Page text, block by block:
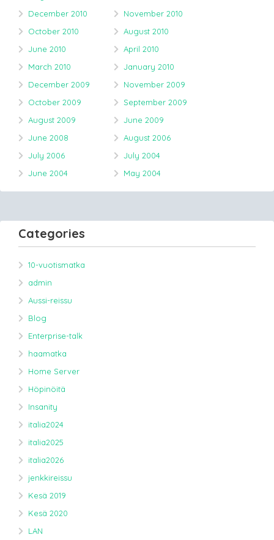
December 2010
November 2010
October 2010
August 2010
June 2010
April 2010
March 2010
January 2010
December 2009
November 2009
October 2009
September 2009
August 2009
June 2009
June 2008
August 2006
July 2006
July 2004
June 2004
May 2004
Categories
10-vuotismatka
admin
Aussi-reissu
Blog
Enterprise-talk
haamatka
Home Server
Höpinöitä
Insanity
italia2024
italia2025
italia2026
jenkkireissu
Kesä 2019
Kesä 2020
LAN